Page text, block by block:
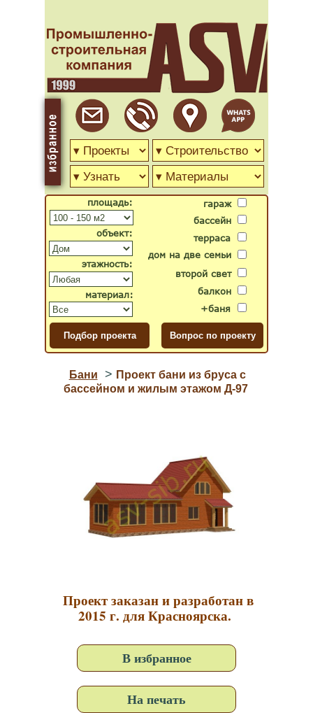
гараж
бассейн
второй свет
дом на две семьи
терраса
балкон
+баня
объект:
материал:
площадь:
этажность:
Бани > Проект бани из бруса с
бассейном и жилым этажом Д-97
Проект заказан и разработан в
2015 г. для Красноярска.
В избранное
На печать